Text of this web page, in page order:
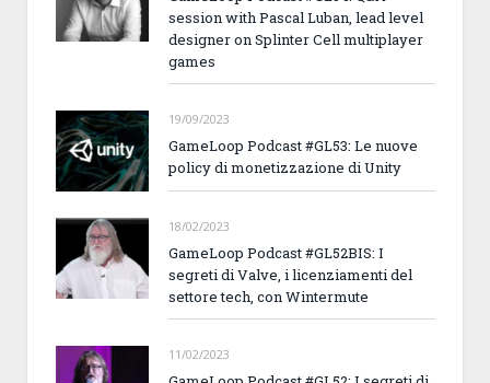
session with Pascal Luban, lead level
designer on Splinter Cell multiplayer
games
19/09/2023
GameLoop Podcast #GL53: Le nuove
policy di monetizzazione di Unity
18/02/2023
GameLoop Podcast #GL52BIS: I
segreti di Valve, i licenziamenti del
settore tech, con Wintermute
11/02/2023